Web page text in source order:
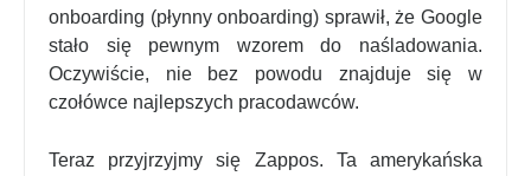
onboarding (płynny onboarding) sprawił, że Google
stało się pewnym wzorem do naśladowania.
Oczywiście, nie bez powodu znajduje się w
czołówce najlepszych pracodawców.
Teraz przyjrzyjmy się Zappos. Ta amerykańska